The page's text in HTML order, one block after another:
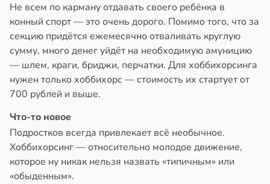
Не всем по карману отдавать своего ребёнка в
конный спорт — это очень дорого. Помимо того, что за
секцию придётся ежемесячно отваливать круглую
сумму, много денег уйдёт на необходимую амуницию
— шлем, краги, бриджи, перчатки. Для хоббихорсинга
нужен только хоббихорс — стоимость их стартует от
700 рублей и выше.
Что-то новое
Подростков всегда привлекает всё необычное.
Хоббихорсинг — относительно молодое движение,
которое ну никак нельзя назвать «типичным» или
«обыденным».